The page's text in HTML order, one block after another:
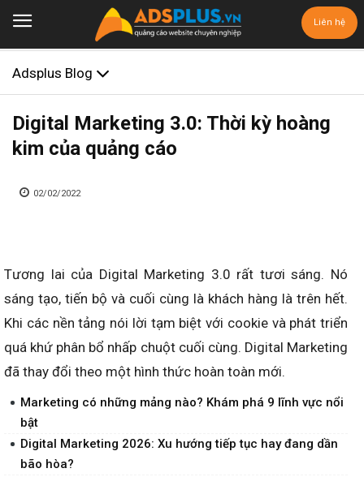
Liên hệ
Adsplus Blog
Digital Marketing 3.0: Thời kỳ hoàng
kim của quảng cáo
02/02/2022
Tương lai của Digital Marketing 3.0 rất tươi sáng. Nó
sáng tạo, tiến bộ và cuối cùng là khách hàng là trên hết.
Khi các nền tảng nói lời tạm biệt với cookie và phát triển
quá khứ phân bổ nhấp chuột cuối cùng. Digital Marketing
đã thay đổi theo một hình thức hoàn toàn mới.
Marketing có những mảng nào? Khám phá 9 lĩnh vực nổi
bật
Digital Marketing 2026: Xu hướng tiếp tục hay đang dần
bão hòa?